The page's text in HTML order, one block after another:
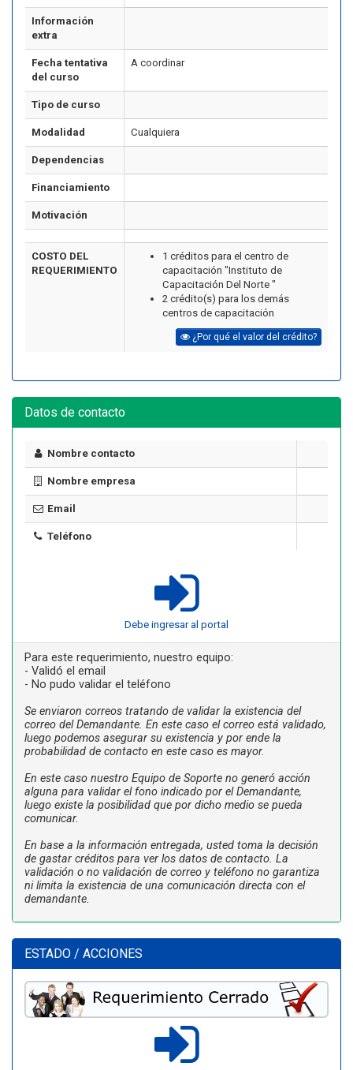
Información
extra
Fecha tentativa
del curso
A coordinar
Tipo de curso
Modalidad Cualquiera
Dependencias
Financiamiento
Motivación
COSTO DEL
REQUERIMIENTO
1 créditos para el centro de
capacitación "Instituto de
Capacitación Del Norte "
2 crédito(s) para los demás
centros de capacitación
¿Por qué el valor del crédito?
Datos de contacto
Nombre contacto
Nombre empresa
Email
Teléfono
Debe ingresar al portal
Para este requerimiento, nuestro equipo:
- Validó el email
- No pudo validar el teléfono
Se enviaron correos tratando de validar la existencia del
correo del Demandante. En este caso el correo está validado,
luego podemos asegurar su existencia y por ende la
probabilidad de contacto en este caso es mayor.
En este caso nuestro Equipo de Soporte no generó acción
alguna para validar el fono indicado por el Demandante,
luego existe la posibilidad que por dicho medio se pueda
comunicar.
En base a la información entregada, usted toma la decisión
de gastar créditos para ver los datos de contacto. La
validación o no validación de correo y teléfono no garantiza
ni limita la existencia de una comunicación directa con el
demandante.
ESTADO / ACCIONES